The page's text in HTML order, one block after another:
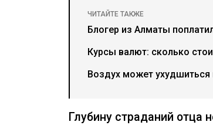
ЧИТАЙТЕ ТАКЖЕ
Блогер из Алматы
Курсы валют: сколько
Воздух может ухудшиться
Глубину страданий отца